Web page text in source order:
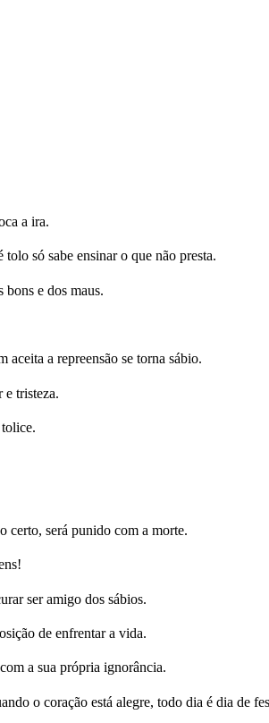
a ira.
só sabe ensinar o que não presta.
e dos maus.
aceita a repreensão se torna sábio.
e tristeza.
certo, será punido com a morte.
ser amigo dos sábios.
de enfrentar a vida.
a sua própria ignorância.
o coração está alegre, todo dia é dia de